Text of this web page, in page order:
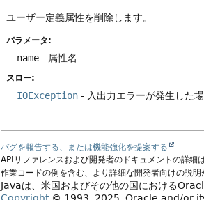
ユーザー定義属性を削除します。
パラメータ:
name - 属性名
スロー:
IOException - 入出力エラーが発生した
バグを報告する、または機能強化を提案する
APIリファレンスおよび開発者のドキュメントの詳細は
作業コードの例を含む、より詳細な開発者向けの説明
Javaは、米国およびその他の国における